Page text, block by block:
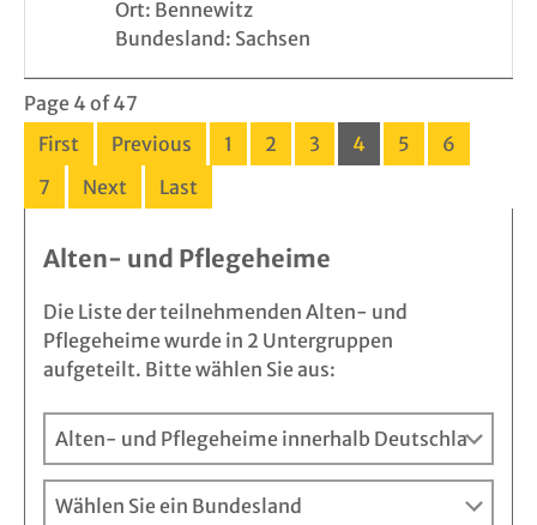
Ort: Bennewitz
Bundesland: Sachsen
Page 4 of 47
First
Previous 1 2 3 4 5
6
7
Next Last
Alten- und Pflegeheime
Die Liste der teilnehmenden Alten- und
Pflegeheime wurde in 2 Untergruppen
aufgeteilt. Bitte wählen Sie aus: